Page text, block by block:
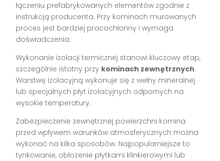
łączeniu prefabrykowanych elementów zgodnie z
instrukcją producenta. Przy kominach murowanych
proces jest bardziej pracochłonny i wymaga
doświadczenia.
Wykonanie izolacji termicznej stanowi kluczowy etap,
szczególnie istotny przy kominach zewnętrznych.
Warstwę izolacyjną wykonuje się z wełny mineralnej
lub specjalnych płyt izolacyjnych odpornych na
wysokie temperatury.
Zabezpieczenie zewnętrznej powierzchni komina
przed wpływem warunków atmosferycznych można
wykonać na kilka sposobów. Najpopularniejsze to
tynkowanie, obłożenie płytkami klinkierowymi lub